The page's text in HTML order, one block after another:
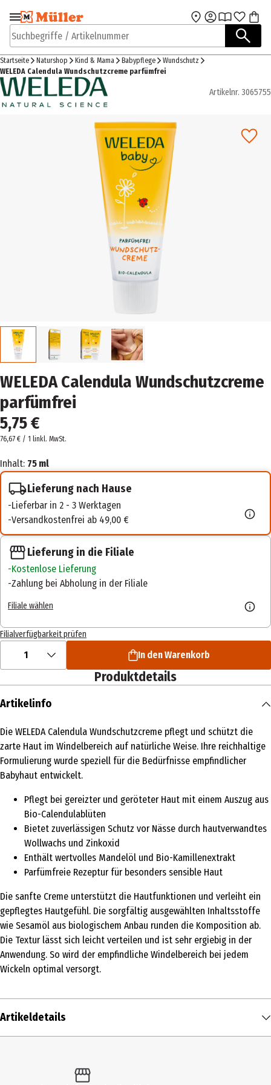
Zur Navigation
springen
Zum Hauptinhalt
Suchbegriffe / Artikelnummer
Startseite Naturshop Kind & Mama Babypflege
Wundschutz
WELEDA Calendula Wundschutzcreme parfümfrei
Artikelnr. 3065755
WELEDA Calendula Wundschutzcreme
parfümfrei
5,75 €
76,67 € / 1 linkl. MwSt.
Inhalt: 75 ml
Lieferung nach Hause
Lieferbar in 2 - 3 Werktagen
Versandkostenfrei ab 49,00 €
Lieferung in die Filiale
Kostenlose Lieferung
Zahlung bei Abholung in der Filiale
Filiale wählen
Filialverfügbarkeit prüfen
1 In den Warenkorb
Produktdetails
Artikelinfo
Die WELEDA Calendula Wundschutzcreme pflegt und schützt die
zarte Haut im Windelbereich auf natürliche Weise. Ihre reichhaltige
Formulierung wurde speziell für die Bedürfnisse empfindlicher
Babyhaut entwickelt.
Pflegt bei gereizter und geröteter Haut mit einem Auszug aus
Bio-Calendulablüten
Bietet zuverlässigen Schutz vor Nässe durch hautverwandtes
Wollwachs und Zinkoxid
Enthält wertvolles Mandelöl und Bio-Kamillenextrakt
Parfümfreie Rezeptur für besonders sensible Haut
Die sanfte Creme unterstützt die Hautfunktionen und verleiht ein
gepflegtes Hautgefühl. Die sorgfältig ausgewählten Inhaltsstoffe
wie Sesamöl aus biologischem Anbau runden die Komposition ab.
Die Textur lässt sich leicht verteilen und ist sehr ergiebig in der
Anwendung. So wird der empfindliche Windelbereich bei jedem
Wickeln optimal versorgt.
Artikeldetails